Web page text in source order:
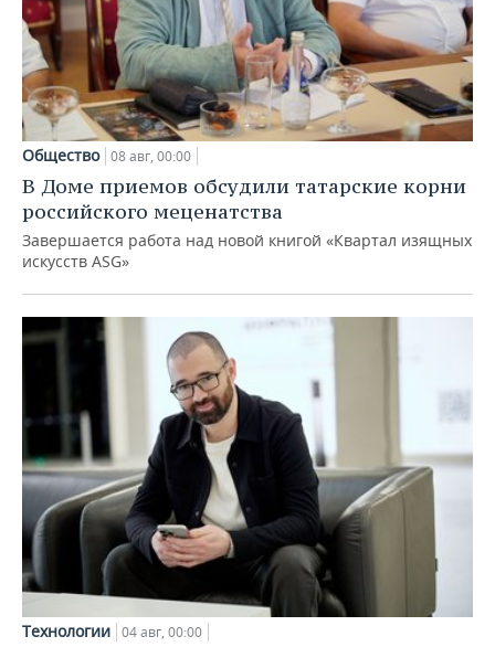
Общество 08 авг, 00:00
В Доме приемов обсудили татарские корни
российского меценатства
Завершается работа над новой книгой «Квартал изящных
искусств ASG»
Технологии 04 авг, 00:00